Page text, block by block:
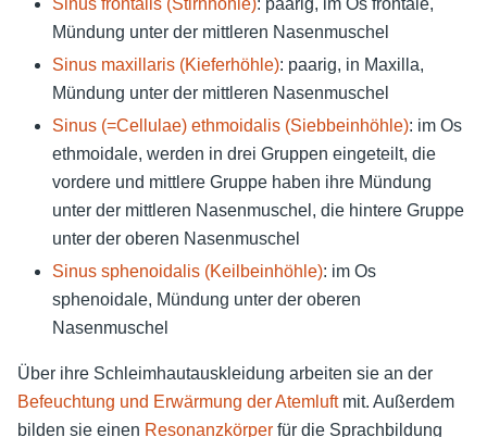
Mündung unter der mittleren Nasenmuschel
Sinus maxillaris (Kieferhöhle): paarig, in Maxilla,
Mündung unter der mittleren Nasenmuschel
Sinus (=Cellulae) ethmoidalis (Siebbeinhöhle): im Os
ethmoidale, werden in drei Gruppen eingeteilt, die
vordere und mittlere Gruppe haben ihre Mündung
unter der mittleren Nasenmuschel, die hintere Gruppe
unter der oberen Nasenmuschel
Sinus sphenoidalis (Keilbeinhöhle): im Os
sphenoidale, Mündung unter der oberen
Nasenmuschel
Über ihre Schleimhautauskleidung arbeiten sie an der
Befeuchtung und Erwärmung der Atemluftmit. Außerdem
bilden sie einen Resonanzkörper für die Sprachbildung